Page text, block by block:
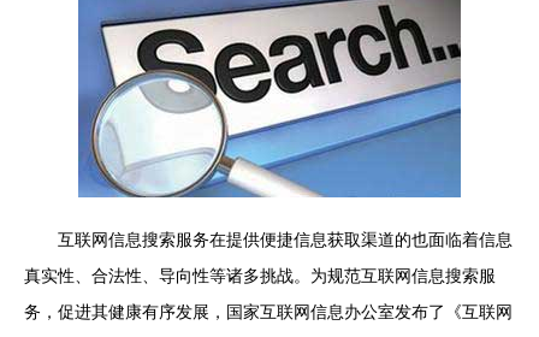
互联网信息搜索服务在提供便捷信息获取渠道的也面临着信息
真实性、合法性、导向性等诸多挑战。为规范互联网信息搜索服
务，促进其健康有序发展，国家互联网信息办公室发布了《互联网